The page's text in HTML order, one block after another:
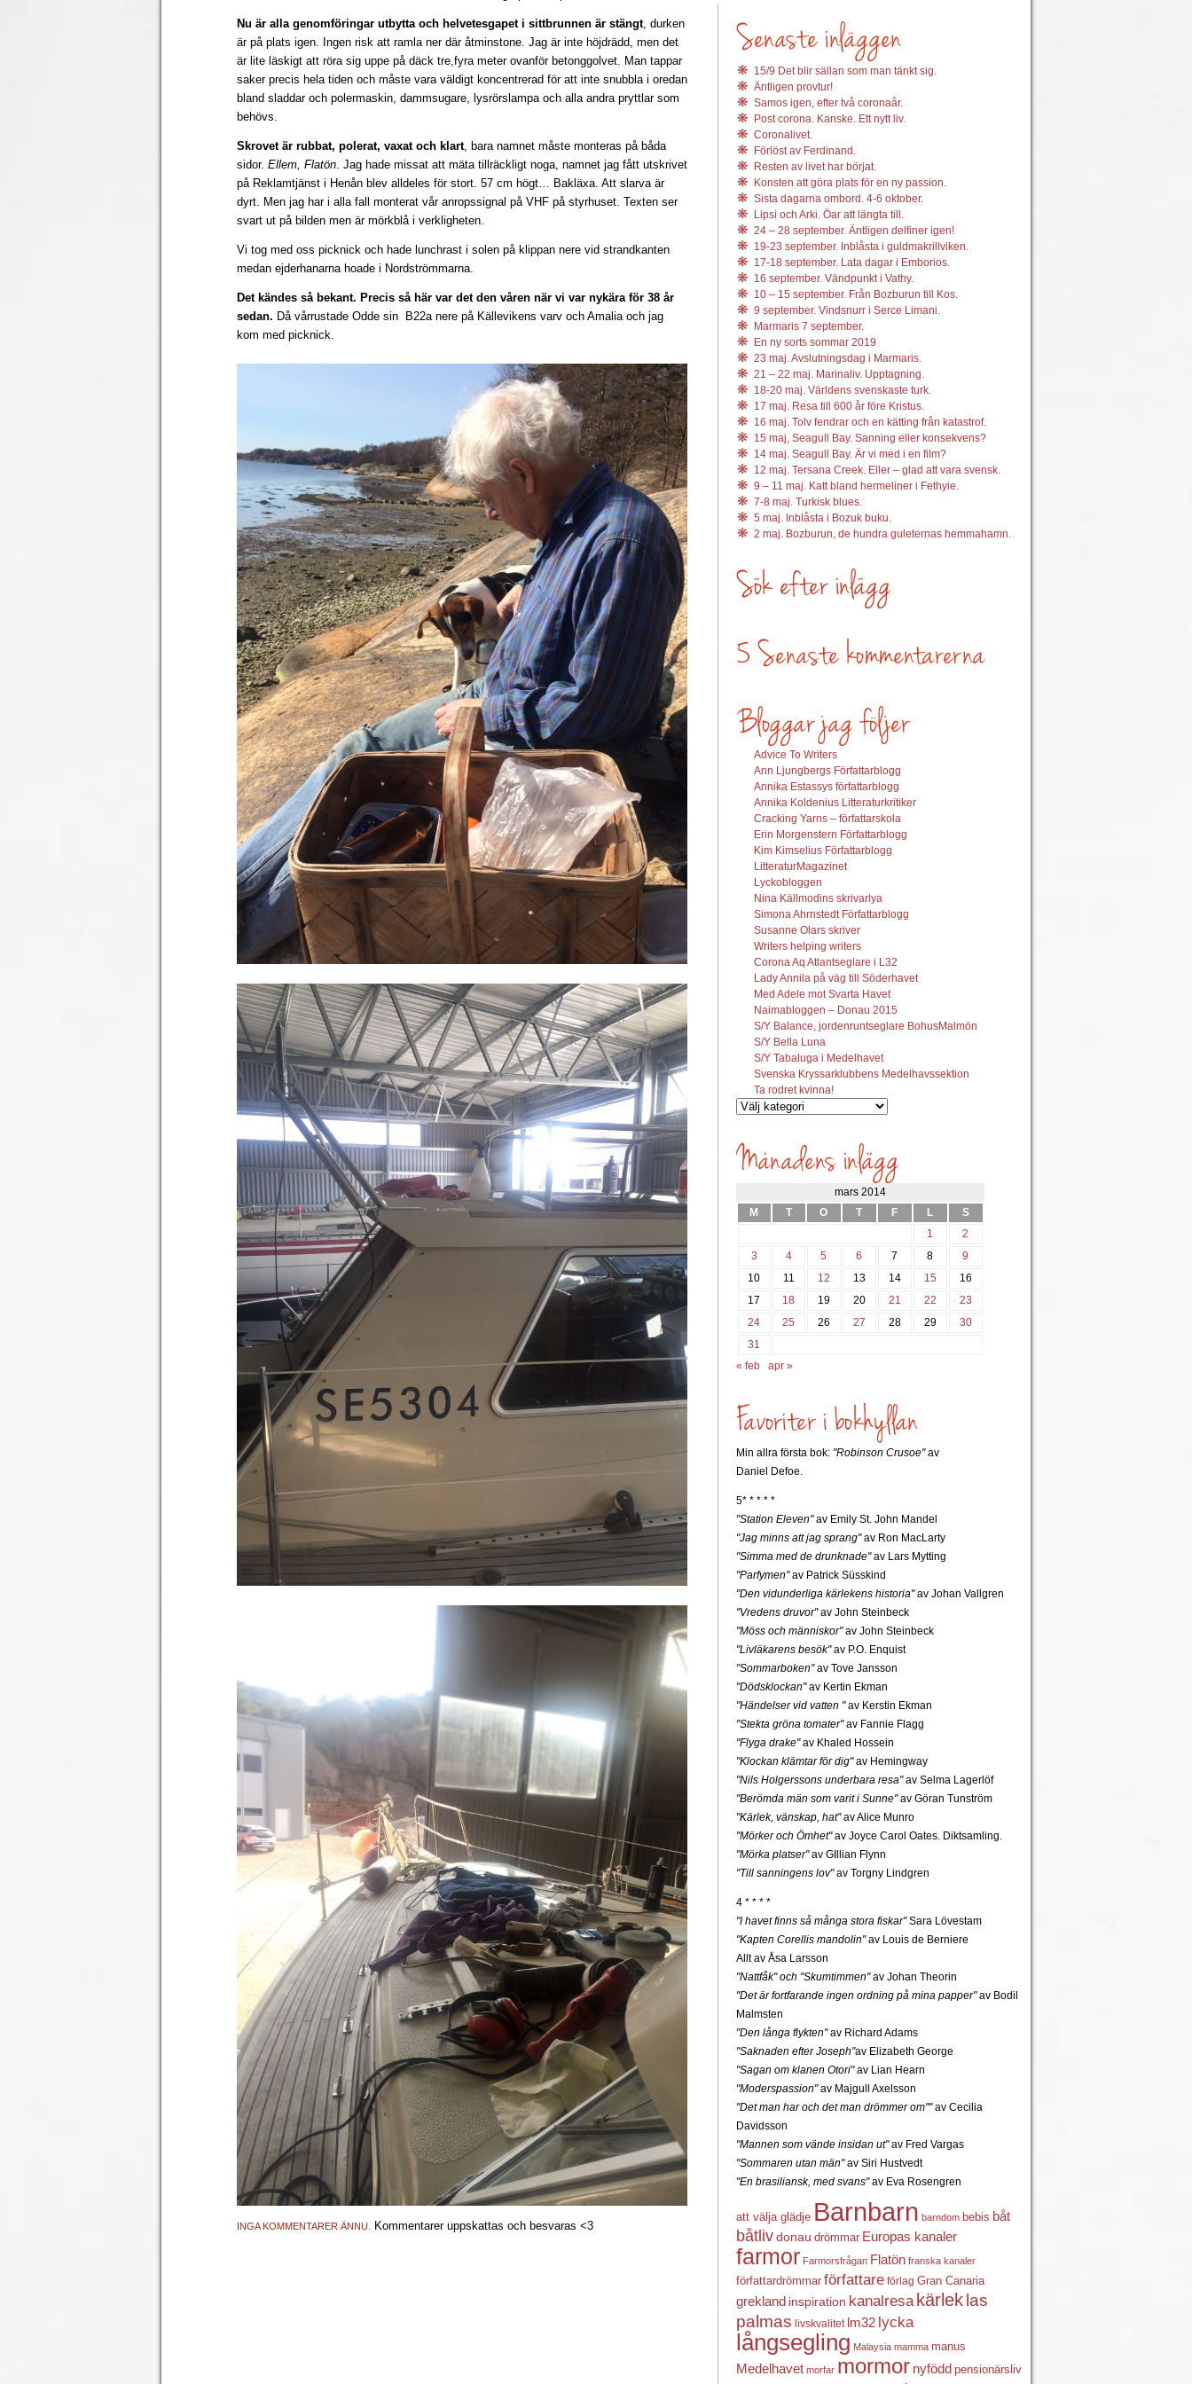
Nu är alla genomföringar utbytta och helvetesgapet i sittbrunnen är stängt, durken
är på plats igen. Ingen risk att ramla ner där åtminstone. Jag är inte höjdrädd, men det
är lite läskigt att röra sig uppe på däck tre,fyra meter ovanför betonggolvet. Man tappar
saker precis hela tiden och måste vara väldigt koncentrerad för att inte snubbla i oredan
bland sladdar och polermaskin, dammsugare, lysrörslampa och alla andra pryttlar som
behövs.
Skrovet är rubbat, polerat, vaxat och klart, bara namnet måste monteras på båda
sidor. Ellem, Flatön. Jag hade missat att mäta tillräckligt noga, namnet jag fått utskrivet
på Reklamtjänst i Henån blev alldeles för stort. 57 cm högt… Bakläxa. Att slarva är
dyrt. Men jag har i alla fall monterat vår anropssignal på VHF på styrhuset. Texten ser
svart ut på bilden men är mörkblå i verkligheten.
Vi tog med oss picknick och hade lunchrast i solen på klippan nere vid strandkanten
medan ejderhanarna hoade i Nordströmmarna.
Det kändes så bekant. Precis så här var det den våren när vi var nykära för 38 år
sedan. Då vårrustade Odde sin B22a nere på Källevikens varv och Amalia och jag
kom med picknick.
INGA KOMMENTARER ÄNNU. Kommentarer uppskattas och besvaras <3
15/9 Det blir sällan som man tänkt sig.
Äntligen provtur!
Samos igen, efter två coronaår.
Post corona. Kanske. Ett nytt liv.
Coronalivet.
Förlöst av Ferdinand.
Resten av livet har börjat.
Konsten att göra plats för en ny passion.
Sista dagarna ombord. 4-6 oktober.
Lipsi och Arki. Öar att längta till.
24 – 28 september. Äntligen delfiner igen!
19-23 september. Inblåsta i guldmakrillviken.
17-18 september. Lata dagar i Emborios.
16 september. Vändpunkt i Vathy.
10 – 15 september. Från Bozburun till Kos.
9 september. Vindsnurr i Serce Limani.
Marmaris 7 september.
En ny sorts sommar 2019
23 maj. Avslutningsdag i Marmaris.
21 – 22 maj. Marinaliv. Upptagning.
18-20 maj. Världens svenskaste turk.
17 maj. Resa till 600 år före Kristus.
16 maj. Tolv fendrar och en kätting från katastrof.
15 maj, Seagull Bay. Sanning eller konsekvens?
14 maj. Seagull Bay. Är vi med i en film?
12 maj. Tersana Creek. Eller – glad att vara svensk.
9 – 11 maj. Katt bland hermeliner i Fethyie.
7-8 maj. Turkisk blues.
5 maj. Inblåsta i Bozuk buku.
2 maj. Bozburun, de hundra guleternas hemmahamn.
Advice To Writers
Ann Ljungbergs Författarblogg
Annika Estassys författarblogg
Annika Koldenius Litteraturkritiker
Cracking Yarns – författarskola
Erin Morgenstern Författarblogg
Kim Kimselius Författarblogg
LitteraturMagazinet
Lyckobloggen
Nina Källmodins skrivarlya
Simona Ahrnstedt Författarblogg
Susanne Olars skriver
Writers helping writers
Corona Aq Atlantseglare i L32
Lady Annila på väg till Söderhavet
Med Adele mot Svarta Havet
Naimabloggen – Donau 2015
S/Y Balance, jordenruntseglare BohusMalmön
S/Y Bella Luna
S/Y Tabaluga i Medelhavet
Svenska Kryssarklubbens Medelhavssektion
Ta rodret kvinna!
Vilka
söks?
mars 2014
M
T O T F L
S
1
2
3
4 5 6 7 8
9
10
11 12 13 14 15
16
17
18 19 20 21 22
23
24
25 26 27 28 29
30
31
« feb
apr »
Min allra första bok: "Robinson Crusoe"av
Daniel Defoe.
5* * * * *
"Station Eleven"av Emily St. John Mandel
"Jag minns att jag sprang"av Ron MacLarty
"Simma med de drunknade"av Lars Mytting
"Parfymen"av Patrick Süsskind
"Den vidunderliga kärlekens historia"av Johan Vallgren
"Vredens druvor"av John Steinbeck
"Möss och människor"av John Steinbeck
"Livläkarens besök"av P.O. Enquist
"Sommarboken"av Tove Jansson
"Dödsklockan"av Kertin Ekman
"Händelser vid vatten "av Kerstin Ekman
"Stekta gröna tomater"av Fannie Flagg
"Flyga drake"av Khaled Hossein
"Klockan klämtar för dig"av Hemingway
"Nils Holgerssons underbara resa"av Selma Lagerlöf
"Berömda män som varit i Sunne"av Göran Tunström
"Kärlek, vänskap, hat"av Alice Munro
"Mörker och Ömhet"av Joyce Carol Oates. Diktsamling.
"Mörka platser"av GIllian Flynn
"Till sanningens lov"av Torgny Lindgren
4 * * * *
"I havet finns så många stora fiskar"Sara Lövestam
"Kapten Corellis mandolin"av Louis de Berniere
Allt av Åsa Larsson
"Nattfåk" och "Skumtimmen"av Johan Theorin
"Det är fortfarande ingen ordning på mina papper"av Bodil
Malmsten
"Den långa flykten"av Richard Adams
"Saknaden efter Joseph"av Elizabeth George
"Sagan om klanen Otori"av Lian Hearn
"Moderspassion"av Majgull Axelsson
"Det man har och det man drömmer om""av Cecilia
Davidsson
"Mannen som vände insidan ut"av Fred Vargas
"Sommaren utan män"av Siri Hustvedt
"En brasiliansk, med svans"av Eva Rosengren
att välja glädje Barnbarn barndom bebis båt
båtliv donau drömmar Europas kanaler
farmor Farmorsfrågan Flatön franska kanaler
författardrömmar författare förlag Gran Canaria
grekland inspiration kanalresa kärlek las
palmas livskvalitet lm32 lycka
långsegling Malaysia mamma manus
Medelhavet morfar mormor nyfödd pensionärsliv